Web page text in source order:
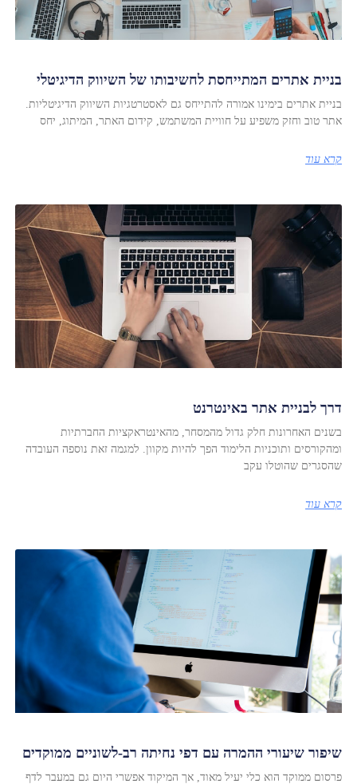
בניית אתרים המתייחסת לחשיבותו של השיווק הדיגיטלי
בניית אתרים בימינו אמורה להתייחס גם לאסטרטגיות השיווק הדיגיטליות.
אתר טוב וחזק משפיע על חוויית המשתמש, קידום האתר, המיתוג, יחס
קרא עוד
דרך לבניית אתר באינטרנט
בשנים האחרונות חלק גדול מהמסחר, מהאינטראקציות החברתיות
ומהקורסים ותוכניות הלימוד הפך להיות מקוון. למגמה זאת נוספה העובדה
שהסגרים שהוטלו עקב
קרא עוד
שיפור שיעורי ההמרה עם דפי נחיתה רב-לשוניים ממוקדים
פרסום ממוקד הוא כלי יעיל מאוד, אך המיקוד אפשרי היום גם במעבר לדף